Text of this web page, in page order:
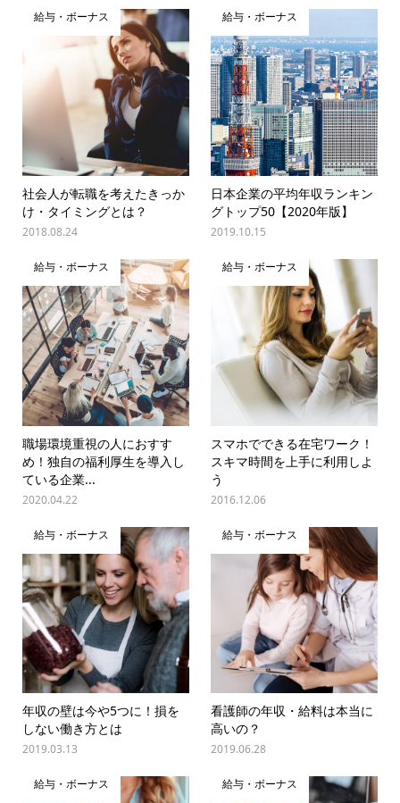
給与・ボーナス
社会人が転職を考えたきっか
け・タイミングとは？
2018.08.24
給与・ボーナス
日本企業の平均年収ランキン
グトップ50【2020年版】
2019.10.15
給与・ボーナス
職場環境重視の人におすす
め！独自の福利厚生を導入し
ている企業...
2020.04.22
給与・ボーナス
スマホでできる在宅ワーク！
スキマ時間を上手に利用しよ
う
2016.12.06
給与・ボーナス
年収の壁は今や5つに！損を
しない働き方とは
2019.03.13
給与・ボーナス
看護師の年収・給料は本当に
高いの？
2019.06.28
給与・ボーナス 給与・ボーナス